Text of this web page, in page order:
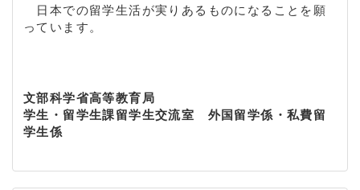
日本での留学生活が実りあるものになることを願
っています。
文部科学省高等教育局
学生・留学生課留学生交流室 外国留学係・私費留
学生係